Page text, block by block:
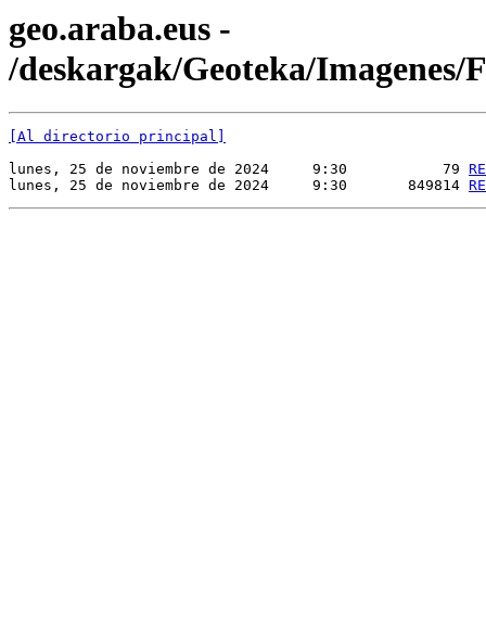
geo.araba.eus -
/deskargak/Geoteka/Imagenes/
[Al directorio principal]
lunes, 25 de noviembre de 2024     9:30           79
lunes, 25 de noviembre de 2024     9:30       849814